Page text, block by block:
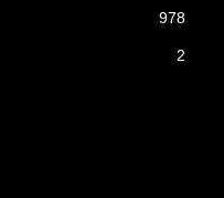
978
2